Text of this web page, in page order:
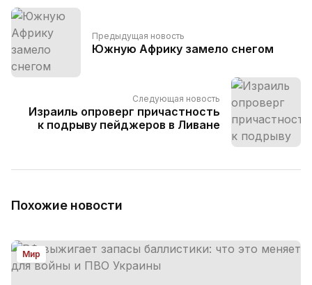
Предыдущая новость
Южную Африку замело снегом
Следующая новость
Израиль опроверг причастность
к подрыву пейджеров в Ливане
Похожие новости
Мир